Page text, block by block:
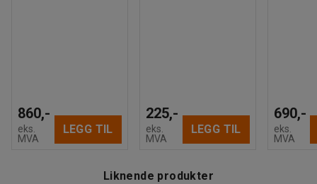
860,-
eks.
MVA
LEGG TIL
225,-
eks.
MVA
LEGG TIL
690,-
eks.
MVA
Liknende produkter